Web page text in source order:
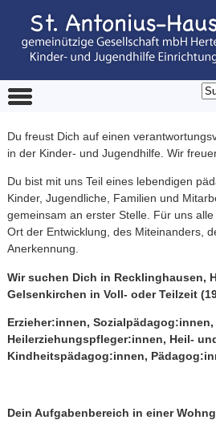
Du freust Dich auf einen
in der Kinder- und Jugendhilfe. Wir
Du bist mit uns Teil eines lebendigen
Kinder, Jugendliche, Familien und
gemeinsam an erster Stelle. Für uns
Ort der Entwicklung, des Miteinanders,
Anerkennung.
Wir suchen Dich in Recklinghausen,
Gelsenkirchen in Voll- oder Teilzeit
Erzieher:innen,
Heilerziehungspfleger:innen, Heil-
Kindheitspädagog:innen,
Dein Aufgabenbereich in einer